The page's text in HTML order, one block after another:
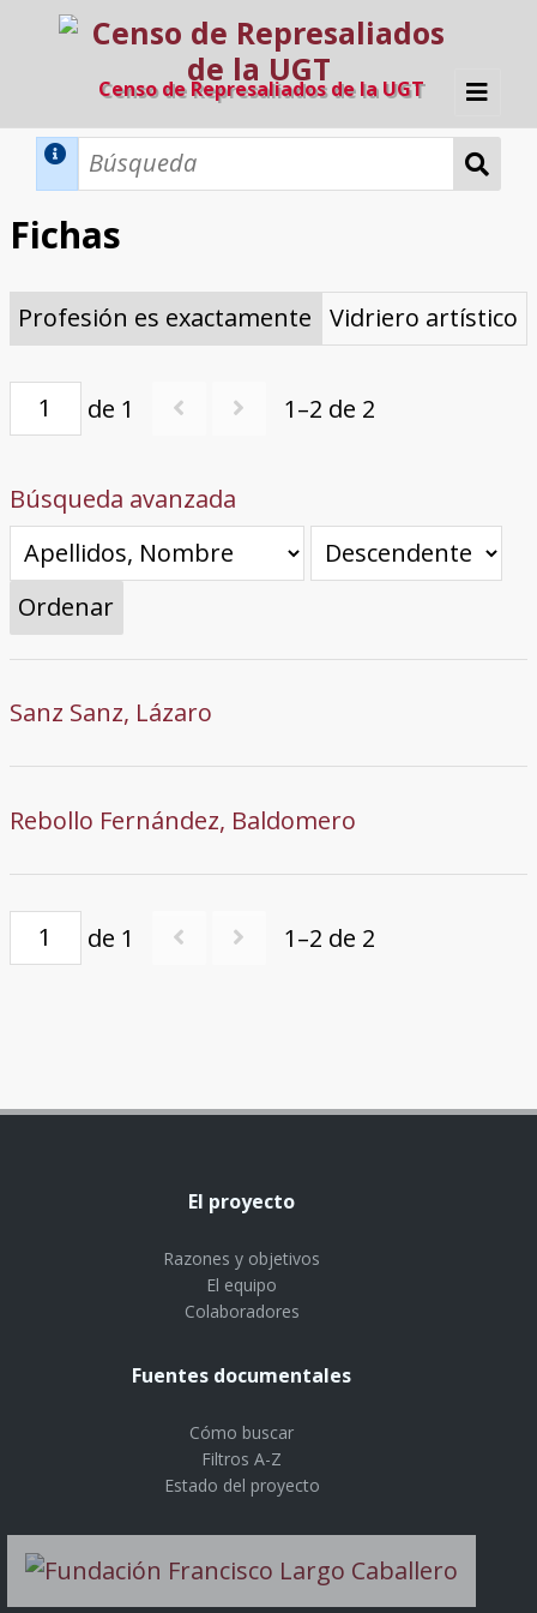
Censo de Represaliados de la UGT
Inicio
Directorio A-Z
Provincias de nacimiento
Profesión
Cárceles
Condenados a muerte
Condenados a muerte (con busca
dinámica)
Ejecutados
El proyecto
Fuentes documentales
Fichas
Profesión es exactamente Vidriero artístico
de 1 1–2 de 2
Búsqueda avanzada
Ordenar
Sanz Sanz, Lázaro
Rebollo Fernández, Baldomero
de 1 1–2 de 2
El proyecto
Razones y objetivos
El equipo
Colaboradores
Fuentes documentales
Cómo buscar
Filtros A-Z
Estado del proyecto